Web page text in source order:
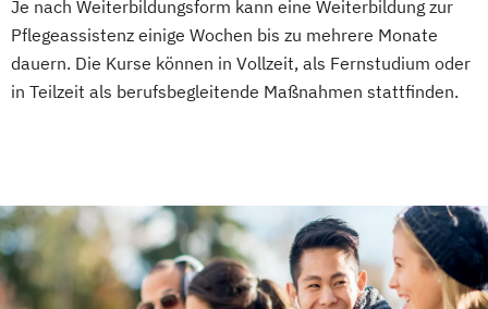
Je nach Weiterbildungsform kann eine Weiterbildung zur
Pflegeassistenz einige Wochen bis zu mehrere Monate
dauern. Die Kurse können in Vollzeit, als Fernstudium oder
in Teilzeit als berufsbegleitende Maßnahmen stattfinden.